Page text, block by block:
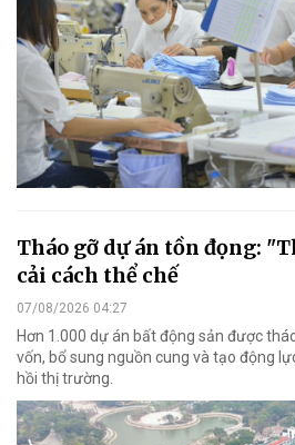
Tháo gỡ dự án tồn đọng:
cải cách thể chế
07/08/2026 04:27
Hơn 1.000 dự án bất động sản được
vốn, bổ sung nguồn cung và tạo động
hồi thị trường.